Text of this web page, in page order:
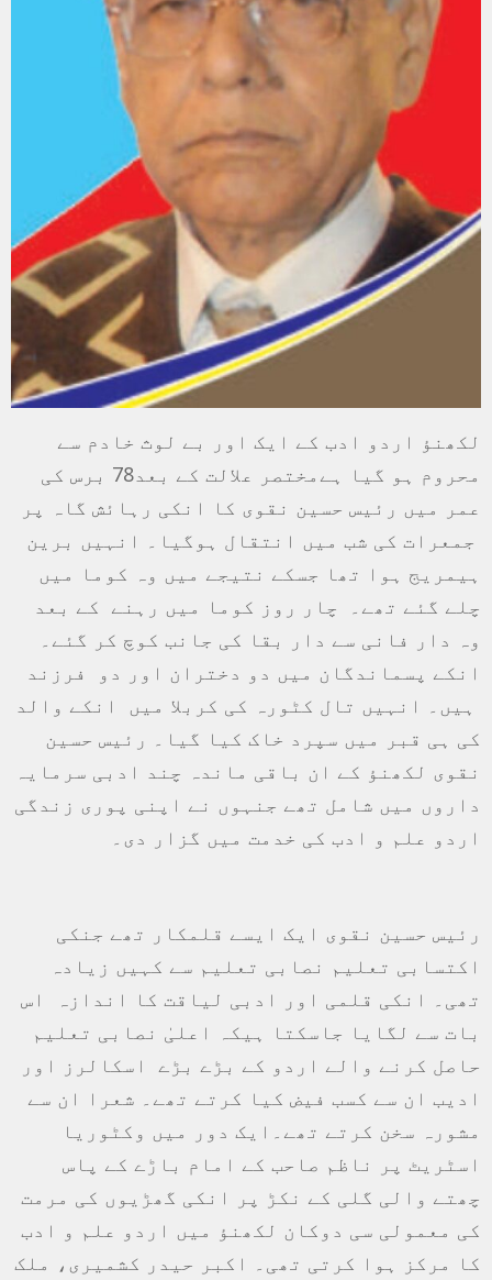
لکھنؤ اردو ادب کے ایک اور بے لوث خادم سے
محروم ہو گیا ہےمختصر علالت کے بعد78 برس کی
عمر میں رئیس حسین نقوی کا انکی رہائش گاہ پر
جمعرات کی شب میں انتقال ہوگیا۔ انہیں برین
ہیمریج ہوا تھا جسکے نتیجے میں وہ کوما میں
چلے گئے تھے۔ چار روز کوما میں رہنے کے بعد
وہ دار فانی سے دار بقا کی جانب کوچ کر گئے۔
انکے پسماندگان میں دو دختران اور دو فرزند
ہیں۔ انہیں تال کٹورہ کی کربلا میں انکے والد
کی ہی قبر میں سپرد خاک کیا گیا۔ رئیس حسین
نقوی لکھنؤ کے ان باقی ماندہ چند ادبی سرمایہ
داروں میں شامل تھے جنہوں نے اپنی پوری زندگی
اردو علم و ادب کی خدمت میں گزار دی۔
رئیس حسین نقوی ایک ایسے قلمکار تھے جنکی
اکتسابی تعلیم نصابی تعلیم سے کہیں زیادہ
تھی۔ انکی قلمی اور ادبی لیاقت کا اندازہ اس
بات سے لگایا جاسکتا ہیکہ اعلیٰ نصابی تعلیم
حاصل کرنے والے اردو کے بڑے بڑے اسکالرز اور
ادیب ان سے کسب فیض کیا کرتے تھے۔ شعرا ان سے
مشورہ سخن کرتے تھے۔ایک دور میں وکٹوریا
اسٹریٹ پر ناظم صاحب کے امام باڑے کے پاس
چھتے والی گلی کے نکڑ پر انکی گھڑیوں کی مرمت
کی معمولی سی دوکان لکھنؤ میں اردو علم و ادب
کا مرکز ہوا کرتی تھی۔ اکبر حیدر کشمیری، ملک